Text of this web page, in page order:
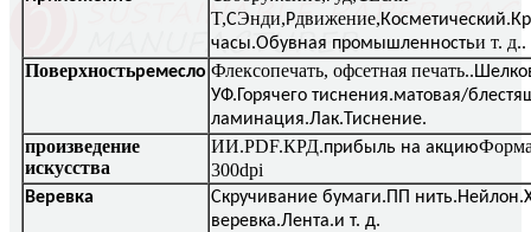
T,CЭнди,Pдвижение,
часы.Обувная промышленностьи т. д..
Поверхностьремесло Флексопечать, офсетная печать.
УФ.Горячего тиснения.матовая/
ламинация.Лак.Тиснение.
произведение
искусства
ИИ.PDF.КРД.прибыль на акцию
300dpi
Веревка
Скручивание бумаги.ПП
веревка.Лента.и т. д.